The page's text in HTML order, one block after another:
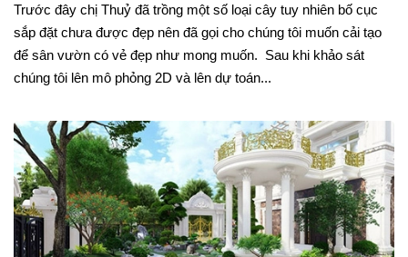
Trước đây chị Thuỷ đã trồng một số loại cây tuy nhiên bố cục
sắp đặt chưa được đẹp nên đã gọi cho chúng tôi muốn cải tạo
để sân vườn có vẻ đẹp như mong muốn. Sau khi khảo sát
chúng tôi lên mô phỏng 2D và lên dự toán...